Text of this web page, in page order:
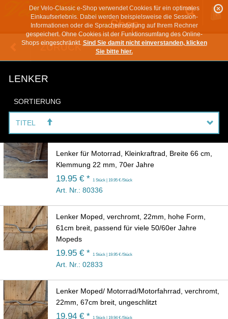
Der Velo-Classic e-Shop verwendet Cookies für ein optimales
Einkaufserlebnis. Dabei werden beispielsweise die Session-
Informationen oder die Spracheinstellung auf Ihrem Rechner
gespeichert. Ohne Cookies ist der Funktionsumfang des Online-
Shops eingeschränkt. Sind Sie damit nicht einverstanden, klicken
Sie bitte hier.
ZURÜCK
LENKER
SORTIERUNG
TITEL
Lenker für Motorrad, Kleinkraftrad, Breite 66 cm,
Klemmung 22 mm, 70er Jahre
19.95 € * 1 Stück | 19.95 € /Stück
Art. Nr.: 80336
Lenker Moped, verchromt, 22mm, hohe Form,
61cm breit, passend für viele 50/60er Jahre
Mopeds
19.95 € * 1 Stück | 19.95 € /Stück
Art. Nr.: 02833
Lenker Moped/ Motorrad/Motorfahrrad, verchromt,
22mm, 67cm breit, ungeschlitzt
19.94 € * 1 Stück | 19.94 € /Stück